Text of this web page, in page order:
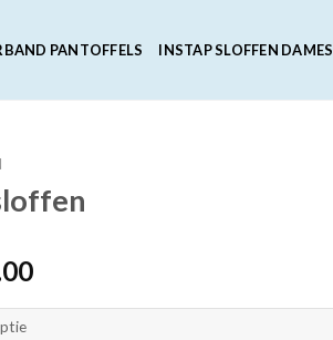
PANTOFFELS INSTAP SLOFFEN DAMES